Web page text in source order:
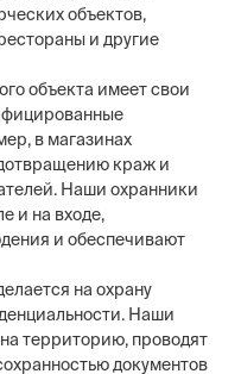
объектов,
и другие
объекта имеет свои
в магазинах
краж и
Наши охранники
и на входе,
и обеспечивают
на охрану
Наши
территорию, проводят
документов